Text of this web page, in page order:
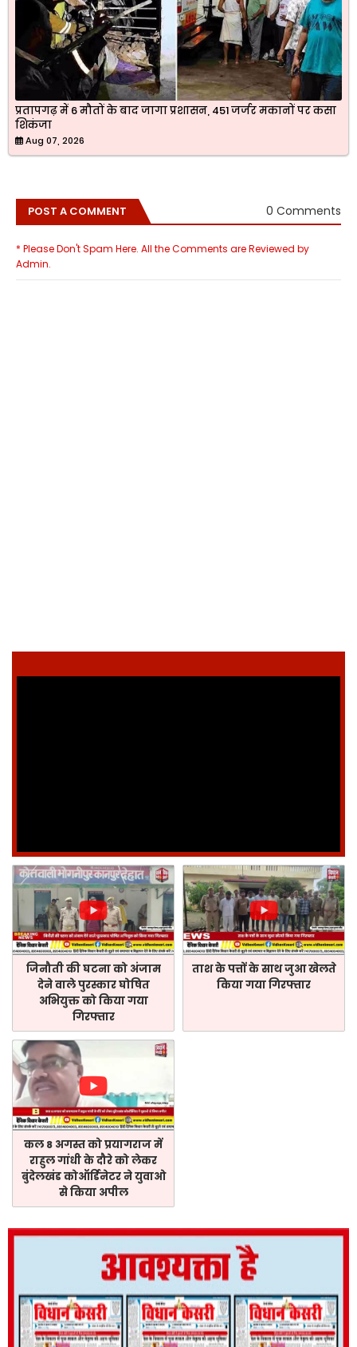
प्रतापगढ़ में 6 मौतों के बाद जागा प्रशासन, 451 जर्जर मकानों पर कसा
शिकंजा
Aug 07, 2026
POST A COMMENT 0 Comments
* Please Don't Spam Here. All the Comments are Reviewed by
Admin.
जिनौती की घटना को अंजाम
देने वाले पुरस्कार घोषित
अभियुक्त को किया गया
गिरफ्तार
ताश के पत्तों के साथ जुआ खेलते
किया गया गिरफ्तार
कल 8 अगस्त को प्रयागराज में
राहुल गांधी के दौरे को लेकर
बुंदेलखंड कोऑर्डिनेटर ने युवाओ
से किया अपील